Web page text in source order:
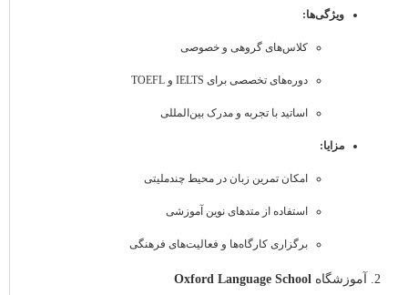
ویژگی‌ها:
کلاس‌های گروهی و خصوصی
دوره‌های تخصصی برای IELTS و TOEFL
اساتید با تجربه و مدرک بین‌المللی
مزایا:
امکان تمرین زبان در محیط چندملیتی
استفاده از متدهای نوین آموزشی
برگزاری کارگاه‌ها و فعالیت‌های فرهنگی
2. آموزشگاه Oxford Language School